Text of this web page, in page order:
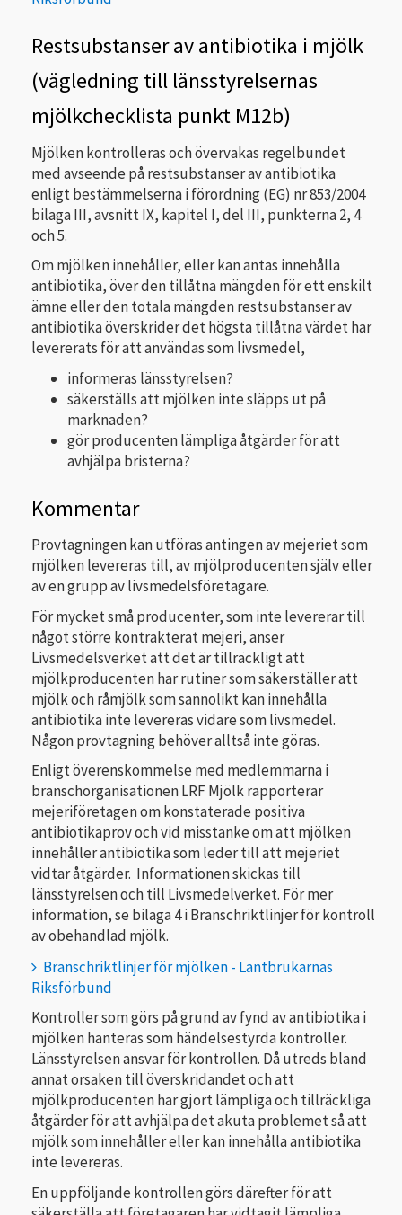
Restsubstanser av antibiotika i mjölk
(vägledning till länsstyrelsernas
mjölkchecklista punkt M12b)
Mjölken kontrolleras och övervakas regelbundet
med avseende på restsubstanser av antibiotika
enligt bestämmelserna i förordning (EG) nr 853/2004
bilaga III, avsnitt IX, kapitel I, del III, punkterna 2, 4
och 5.
Om mjölken innehåller, eller kan antas innehålla
antibiotika, över den tillåtna mängden för ett enskilt
ämne eller den totala mängden restsubstanser av
antibiotika överskrider det högsta tillåtna värdet har
levererats för att användas som livsmedel,
informeras länsstyrelsen?
säkerställs att mjölken inte släpps ut på
marknaden?
gör producenten lämpliga åtgärder för att
avhjälpa bristerna?
Kommentar
Provtagningen kan utföras antingen av mejeriet som
mjölken levereras till, av mjölproducenten själv eller
av en grupp av livsmedelsföretagare.
För mycket små producenter, som inte levererar till
något större kontrakterat mejeri, anser
Livsmedelsverket att det är tillräckligt att
mjölkproducenten har rutiner som säkerställer att
mjölk och råmjölk som sannolikt kan innehålla
antibiotika inte levereras vidare som livsmedel.
Någon provtagning behöver alltså inte göras.
Enligt överenskommelse med medlemmarna i
branschorganisationen LRF Mjölk rapporterar
mejeriföretagen om konstaterade positiva
antibiotikaprov och vid misstanke om att mjölken
innehåller antibiotika som leder till att mejeriet
vidtar åtgärder. Informationen skickas till
länsstyrelsen och till Livsmedelverket. För mer
information, se bilaga 4 i Branschriktlinjer för kontroll
av obehandlad mjölk.
Branschriktlinjer för mjölken - Lantbrukarnas
Riksförbund
Kontroller som görs på grund av fynd av antibiotika i
mjölken hanteras som händelsestyrda kontroller.
Länsstyrelsen ansvar för kontrollen. Då utreds bland
annat orsaken till överskridandet och att
mjölkproducenten har gjort lämpliga och tillräckliga
åtgärder för att avhjälpa det akuta problemet så att
mjölk som innehåller eller kan innehålla antibiotika
inte levereras.
En uppföljande kontrollen görs därefter för att